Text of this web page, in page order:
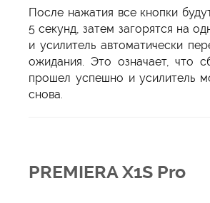
После нажатия все кнопки
5 секунд, затем загорятся на
и усилитель автоматически
ожидания. Это означает, что
прошел успешно и усилитель
снова.
PREMIERA X1S Pro